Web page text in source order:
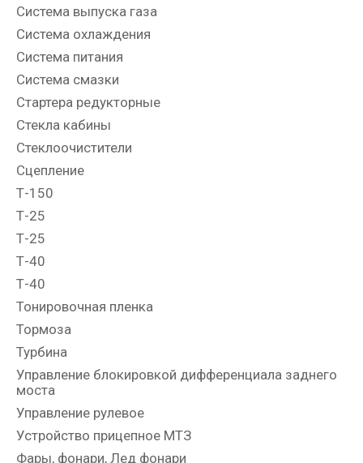
Система выпуска газа
Система охлаждения
Система питания
Система смазки
Стартера редукторные
Стекла кабины
Стеклоочистители
Сцепление
Т-150
Т-25
Т-25
Т-40
Т-40
Тонировочная пленка
Тормоза
Турбина
Управление блокировкой дифференциала заднего
моста
Управление рулевое
Устройство прицепное МТЗ
Фары, фонари, Лед фонари